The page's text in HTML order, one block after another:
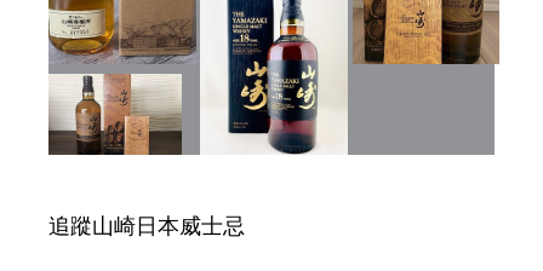
追蹤山崎日本威士忌